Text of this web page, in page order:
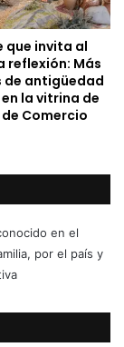
que invita al
reflexión: Más
de antigüedad
la vitrina de
Comercio
en el
por el país y